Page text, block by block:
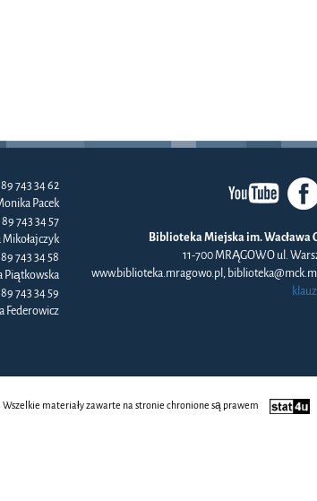
743 34 62
Pacek
743 34 57
743 34 58
Piątkowska
743 34 59
Federowicz
Biblioteka Miejska im. Wacława
11-700 MRĄGOWO ul.
www.biblioteka.mragowo.pl,
materiały zawarte na stronie chronione są prawem